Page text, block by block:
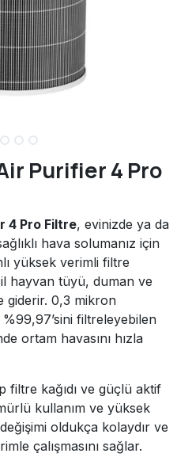
Purifier 4 Pro
4 Pro Filtre, evinizde ya da
hava solumanız için
yüksek verimli filtre
hayvan tüyü, duman ve
giderir. 0,3 mikron
filtreleyebilen
ortam havasını hızla
filtre kağıdı ve güçlü aktif
kullanım ve yüksek
oldukça kolaydır ve
çalışmasını sağlar.